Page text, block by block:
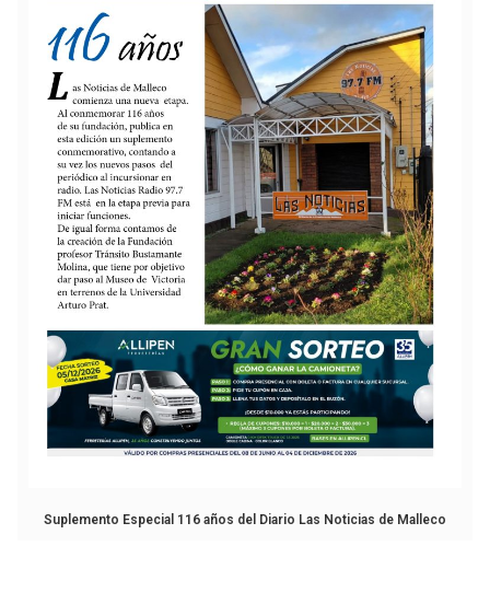
Suplemento Especial 116 años del Diario Las Noticias de Malleco